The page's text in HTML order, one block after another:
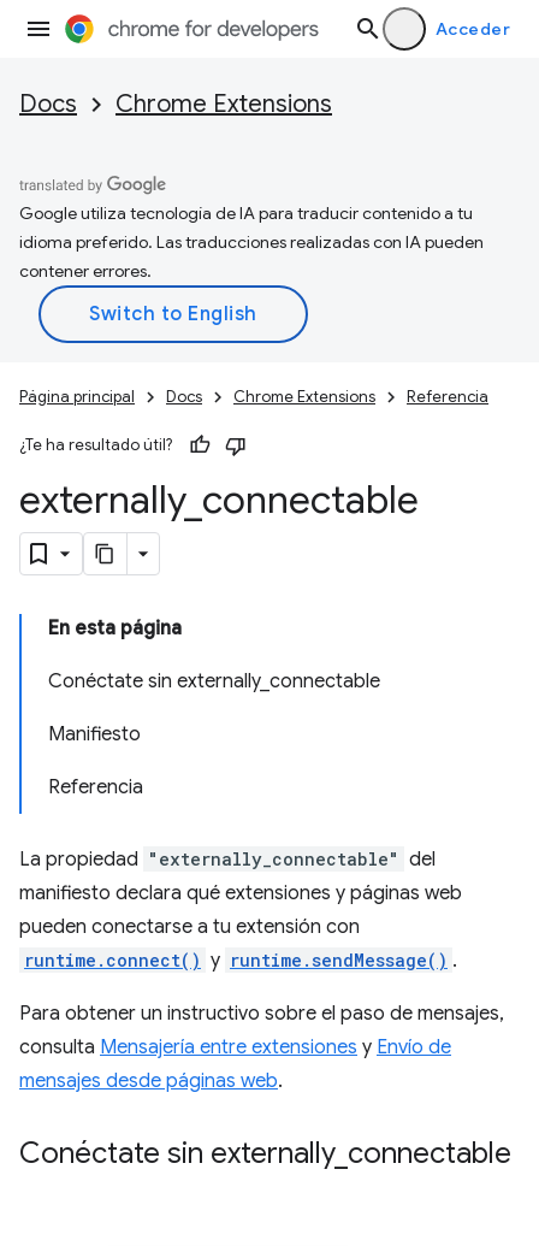
Acceder
Docs Chrome Extensions
Google utiliza tecnología de IA para traducir contenido a tu
idioma preferido. Las traducciones realizadas con IA pueden
contener errores.
Página principal Docs Chrome Extensions Referencia
¿Te ha resultado útil?
externally_ connectable
En esta página
Conéctate sin externally_connectable
Manifiesto
Referencia
La propiedad "externally_connectable" del
manifiesto declara qué extensiones y páginas web
pueden conectarse a tu extensión con
runtime.connect() y runtime.sendMessage() .
Para obtener un instructivo sobre el paso de mensajes,
consulta Mensajería entre extensiones y Envío de
mensajes desde páginas web.
Conéctate sin externally_ connectable